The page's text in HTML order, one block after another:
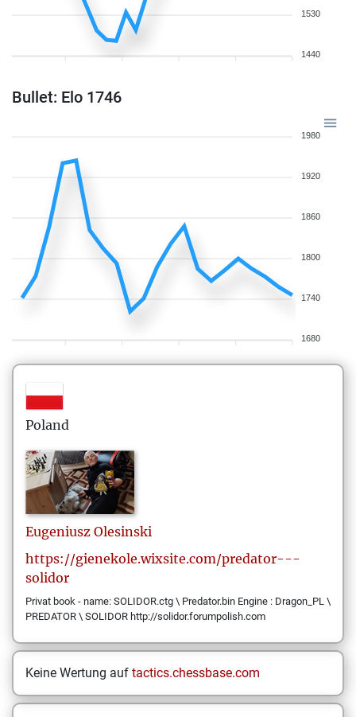
1530
1440
Bullet: Elo 1746
1980
1920
1860
1800
1740
1680
Poland
Eugeniusz Olesinski
https://gienekole.wixsite.com/predator---
solidor
Privat book - name: SOLIDOR.ctg \ Predator.bin Engine : Dragon_PL \
PREDATOR \ SOLIDOR http://solidor.forumpolish.com
Keine Wertung auf tactics.chessbase.com